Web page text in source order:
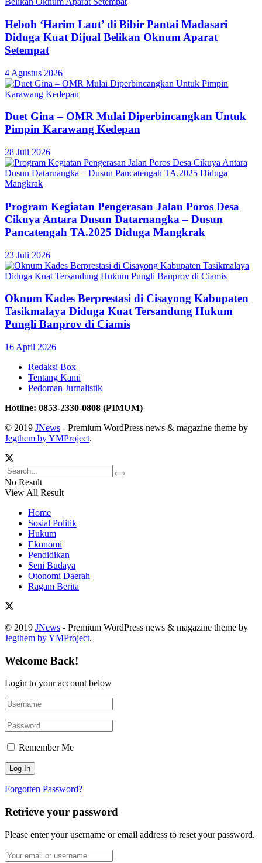
Heboh ‘Harim Laut’ di Bibir Pantai Madasari
Diduga Kuat Dijual Belikan Oknum Aparat
Setempat
4 Agustus 2026
Duet Gina – OMR Mulai Diperbincangkan Untuk
Pimpin Karawang Kedepan
28 Juli 2026
Program Kegiatan Pengerasan Jalan Poros Desa
Cikuya Antara Dusun Datarnangka – Dusun
Pancatengah TA.2025 Diduga Mangkrak
23 Juli 2026
Oknum Kades Berprestasi di Cisayong Kabupaten
Tasikmalaya Diduga Kuat Tersandung Hukum
Pungli Banprov di Ciamis
16 April 2026
Redaksi Box
Tentang Kami
Pedoman Jurnalistik
Hotline: 0853-2330-0808 (PIMUM)
© 2019 JNews - Premium WordPress news & magazine theme by
Jegthem by YMProject.
No Result
View All Result
Home
Sosial Politik
Hukum
Ekonomi
Pendidikan
Seni Budaya
Otonomi Daerah
Ragam Berita
© 2019 JNews - Premium WordPress news & magazine theme by
Jegthem by YMProject.
Welcome Back!
Login to your account below
Remember Me
Forgotten Password?
Retrieve your password
Please enter your username or email address to reset your password.